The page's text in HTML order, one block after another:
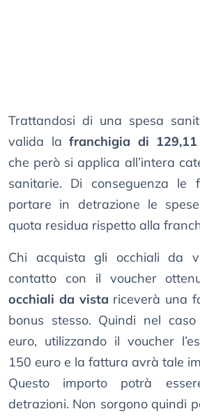
Trattandosi di una spesa
valida la franchigia di
che però si applica all’intera
sanitarie. Di conseguenza le
portare in detrazione le
quota residua rispetto alla
Chi acquista gli occhiali da
contatto con il voucher
occhiali da vista riceverà una
bonus stesso. Quindi nel
euro, utilizzando il voucher
150 euro e la fattura avrà tale
Questo importo potrà
detrazioni. Non sorgono quindi